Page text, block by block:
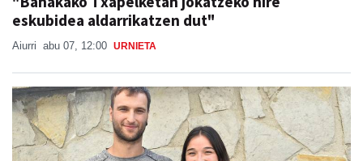
eskubidea aldarrikatzen dut"
Aiurri abu 07, 12:00 URNIETA